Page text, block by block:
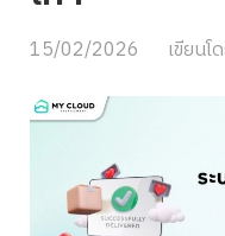
15/02/2026 เขียนโ